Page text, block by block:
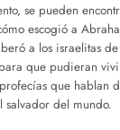
se pueden
escogió a
a los israelitas
que pudieran
que hablan
salvador del mundo.